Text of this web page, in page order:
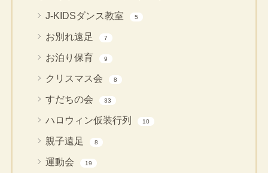
J-KIDSダンス教室 5
お別れ遠足 7
お泊り保育 9
クリスマス会 8
すだちの会 33
ハロウィン仮装行列 10
親子遠足 8
運動会 19